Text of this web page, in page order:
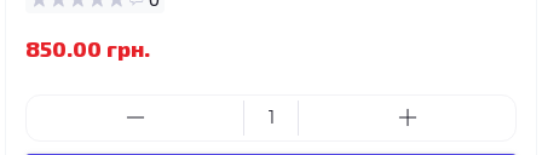
850.00 грн.